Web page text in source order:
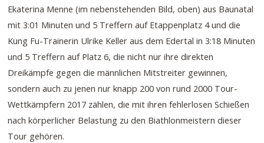
Ekaterina Menne (im nebenstehenden Bild, oben) aus Baunatal
mit 3:01 Minuten und 5 Treffern auf Etappenplatz 4 und die
Kung Fu-Trainerin Ulrike Keller aus dem Edertal in 3:18 Minuten
und 5 Treffern auf Platz 6, die nicht nur ihre direkten
Dreikämpfe gegen die männlichen Mitstreiter gewinnen,
sondern auch zu jenen nur knapp 200 von rund 2000 Tour-
Wettkämpfern 2017 zählen, die mit ihren fehlerlosen Schießen
nach körperlicher Belastung zu den Biathlonmeistern dieser
Tour gehören.